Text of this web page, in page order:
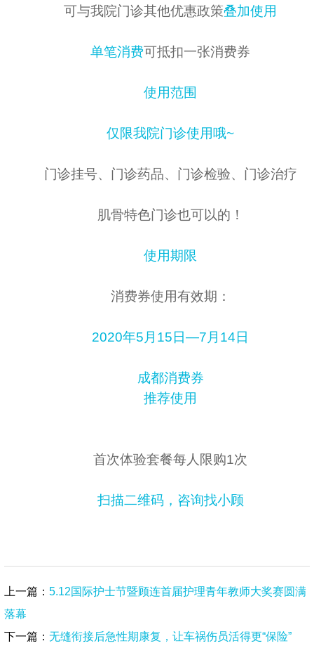
可与我院门诊其他优惠政策叠加使用
单笔消费可抵扣一张消费券
使用范围
仅限我院门诊使用哦~
门诊挂号、门诊药品、门诊检验、门诊治疗
肌骨特色门诊也可以的！
使用期限
消费券使用有效期：
2020年5月15日—7月14日
成都消费券
推荐使用
首次体验套餐每人限购1次
扫描二维码，咨询找小顾
上一篇： 5.12国际护士节暨顾连首届护理青年教师大奖赛圆满
落幕
下一篇： 无缝衔接后急性期康复，让车祸伤员活得更“保险”